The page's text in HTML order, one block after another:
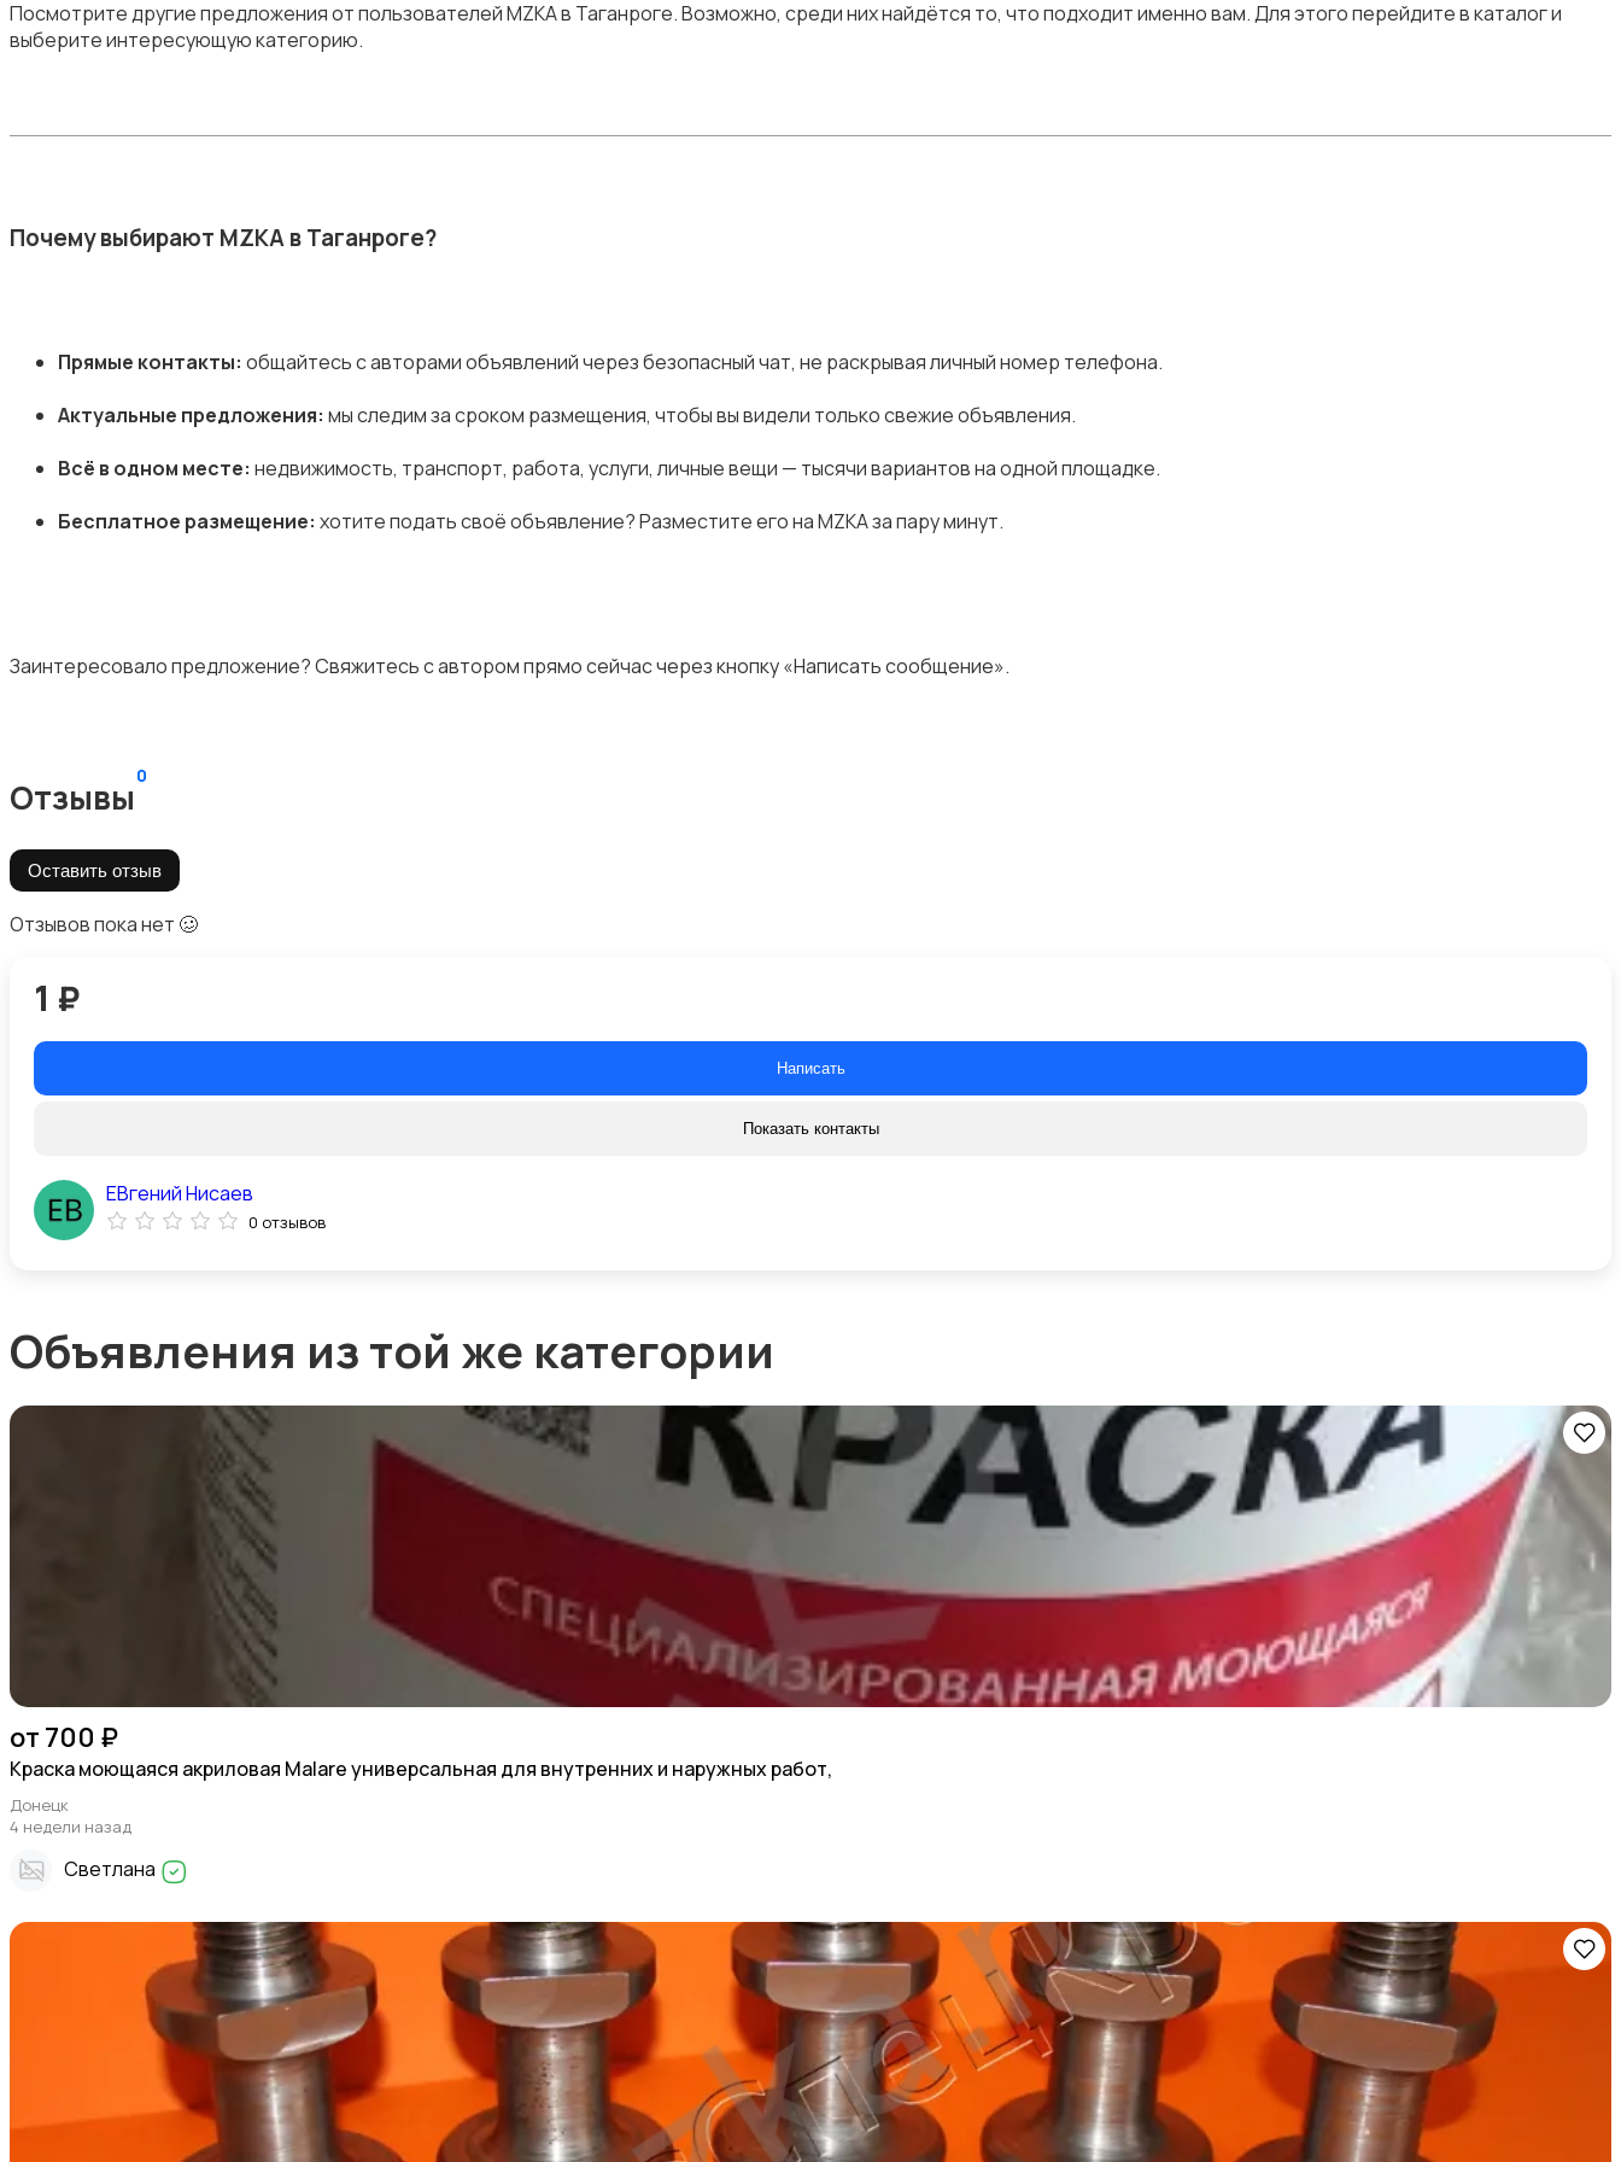
Посмотрите другие предложения от пользователей MZKA в Таганроге. Возможно, среди них найдётся то, что подходит именно вам. Для этого перейдите в каталог и
выберите интересующую категорию.
Почему выбирают MZKA в Таганроге?
Прямые контакты: общайтесь с авторами объявлений через безопасный чат, не раскрывая личный номер телефона.
Актуальные предложения: мы следим за сроком размещения, чтобы вы видели только свежие объявления.
Всё в одном месте: недвижимость, транспорт, работа, услуги, личные вещи — тысячи вариантов на одной площадке.
Бесплатное размещение: хотите подать своё объявление? Разместите его на MZKA за пару минут.
Заинтересовало предложение? Свяжитесь с автором прямо сейчас через кнопку «Написать сообщение».
Отзывы
0
Оставить отзыв
Отзывов пока нет 🥴
1 ₽
Написать
Показать контакты
ЕВгений Нисаев
0 отзывов
Объявления из той же категории
от 700 ₽
Краска моющаяся акриловая Malare универсальная для внутренних и наружных работ,
Донецк
4 недели назад
Светлана